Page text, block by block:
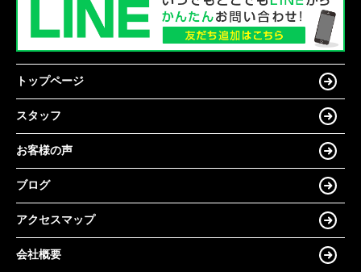
トップページ
スタッフ
お客様の声
ブログ
アクセスマップ
会社概要